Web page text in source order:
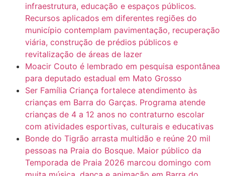
infraestrutura, educação e espaços públicos.
Recursos aplicados em diferentes regiões do
município contemplam pavimentação, recuperação
viária, construção de prédios públicos e
revitalização de áreas de lazer
Moacir Couto é lembrado em pesquisa espontânea
para deputado estadual em Mato Grosso
Ser Família Criança fortalece atendimento às
crianças em Barra do Garças. Programa atende
crianças de 4 a 12 anos no contraturno escolar
com atividades esportivas, culturais e educativas
Bonde do Tigrão arrasta multidão e reúne 20 mil
pessoas na Praia do Bosque. Maior público da
Temporada de Praia 2026 marcou domingo com